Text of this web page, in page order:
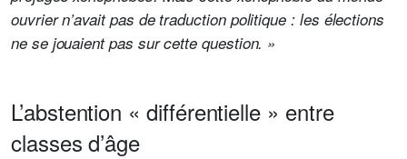
ouvrier n’avait pas de traduction politique : les élections
ne se jouaient pas sur cette question. »
L’abstention « différentielle » entre
classes d’âge